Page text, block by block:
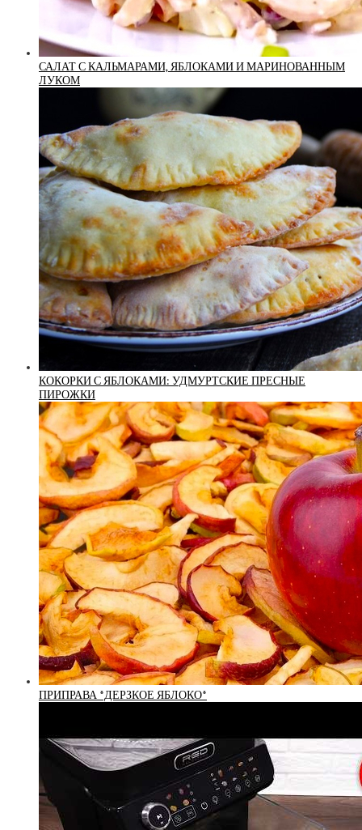
САЛАТ С КАЛЬМАРАМИ, ЯБЛОКАМИ И МАРИНОВАННЫМ
ЛУКОМ
КОКОРКИ С ЯБЛОКАМИ: УДМУРТСКИЕ ПРЕСНЫЕ
ПИРОЖКИ
ПРИПРАВА *ДЕРЗКОЕ ЯБЛОКО*